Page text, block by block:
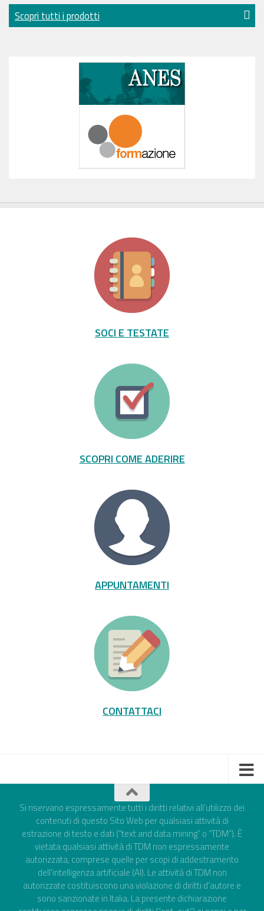
Scopri tutti i prodotti
SOCI E TESTATE
SCOPRI COME ADERIRE
APPUNTAMENTI
CONTATTACI
Si riservano espressamente tutti i diritti relativi all’utilizzo dei
contenuti di questo Sito Web per qualsiasi attività di
estrazione di testo e dati (“text and data mining” o “TDM”). È
vietata qualsiasi attività di TDM non espressamente
autorizzata, comprese quelle per scopi di addestramento
dell’intelligenza artificiale (AI). Le attività di TDM non
autorizzate costituiscono una violazione di diritti d’autore e
sono sanzionate in Italia. La presente dichiarazione